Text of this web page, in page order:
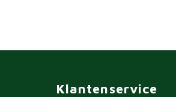
Klantenservice